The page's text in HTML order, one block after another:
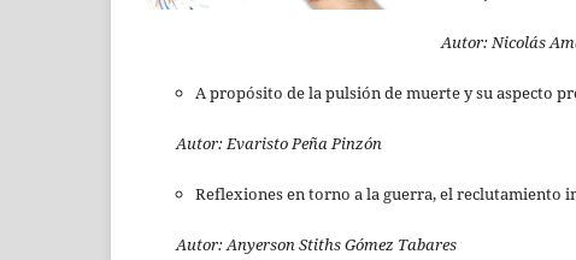
Autor:Nicolás
A propósito de la pulsión de muerte y su aspecto
Autor:Evaristo Peña Pinzón
Reflexiones en torno a la guerra, el reclutamiento
Autor:Anyerson Stiths Gómez Tabares